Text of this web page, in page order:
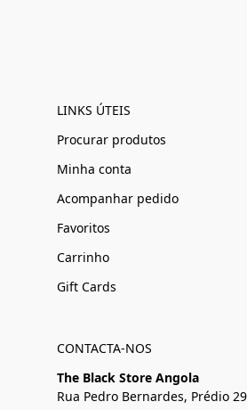
LINKS ÚTEIS
Procurar produtos
Minha conta
Acompanhar pedido
Favoritos
Carrinho
Gift Cards
CONTACTA-NOS
The Black Store Angola
Rua Pedro Bernardes, Prédio